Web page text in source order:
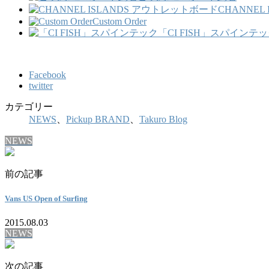
CHANNEL
Custom Order
「CI FISH」スパインテッ
Facebook
twitter
カテゴリー
NEWS
Pickup BRAND Takuro Blog
NEWS
前の記事
Vans US Open of Surfing
2015.08.03
NEWS
次の記事